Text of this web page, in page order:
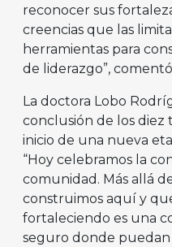
reconocer sus
creencias que las
herramientas para
de liderazgo”,
La doctora Lobo
conclusión de los diez
inicio de una nueva
“Hoy celebramos la
comunidad. Más allá
construimos aquí y
fortaleciendo es una
seguro donde